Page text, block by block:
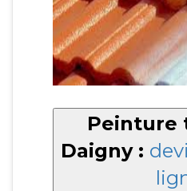
Peinture
Daigny :